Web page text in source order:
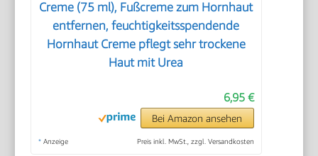
Creme (75 ml), Fußcreme zum Hornhaut
entfernen, feuchtigkeitsspendende
Hornhaut Creme pflegt sehr trockene
Haut mit Urea
6,95 €
Bei Amazon ansehen
* Anzeige Preis inkl. MwSt., zzgl. Versandkosten